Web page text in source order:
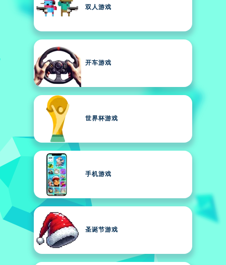
双人游戏
开车游戏
世界杯游戏
手机游戏
圣诞节游戏